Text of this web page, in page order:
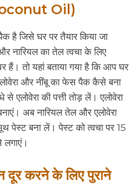
Oil)
जिसे घर पर तैयार किया जा
नारियल का तेल त्वचा के लिए
हैं। तो यहां बताया गया है कि आप घर
और नींबू का फेस पैक कैसे बना
एलोवेरा की पत्ती तोड़ लें। एलोवेरा
अब नारियल तेल और एलोवेरा
पेस्ट बना लें। पेस्ट को त्वचा पर 15
दूर करने के लिए पुराने